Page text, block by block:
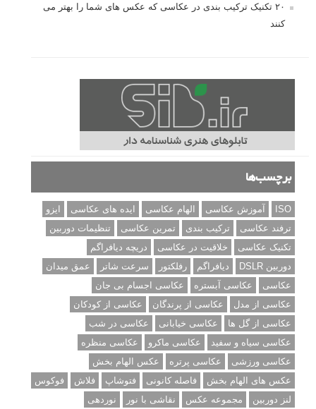
۲۰ تکنیک ترکیب بندی در عکاسی که عکس های شما را بهتر می
کنند
برچسب‌ها
ISO آموزش عکاسی الهام عکاسی ایده های عکاسی
ایزو
ترفند عکاسی
ترکیب بندی تمرین عکاسی
تنظیمات دوربین
تکنیک عکاسی
خلاقیت در عکاسی
دریچه دیافراگم
دوربین DSLR
دیافراگم رفلکتور سرعت شاتر
عمق میدان
عکاسی
عکاسی آبستره
عکاسی اجسام بی جان
عکاسی از مدل
عکاسی از پرندگان
عکاسی از کودکان
عکاسی از گل ها
عکاسی خیابانی
عکاسی در شب
عکاسی سیاه و سفید
عکاسی ماکرو
عکاسی منظره
عکاسی ورزشی
عکاسی پرتره
عکس الهام بخش
عکس های الهام بخش
فاصله کانونی فتوشاپ فلاش
فوکوس
لنز دوربین
مجموعه عکس نقاشی با نور
نوردهی